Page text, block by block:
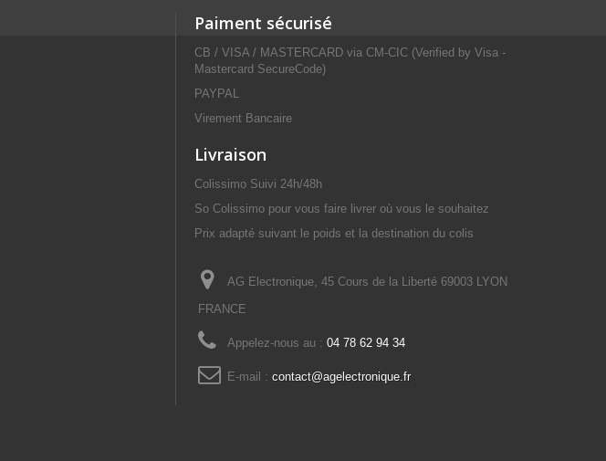
Paiment sécurisé
CB / VISA / MASTERCARD via CM-CIC (Verified by Visa -
Mastercard SecureCode)
PAYPAL
Virement Bancaire
Livraison
Colissimo Suivi 24h/48h
So Colissimo pour vous faire livrer où vous le souhaitez
Prix adapté suivant le poids et la destination du colis
AG Electronique, 45 Cours de la Liberté 69003 LYON
FRANCE
Appelez-nous au : 04 78 62 94 34
E-mail : contact@agelectronique.fr